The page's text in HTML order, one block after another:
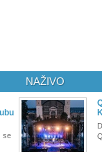
se
NAŽIVO